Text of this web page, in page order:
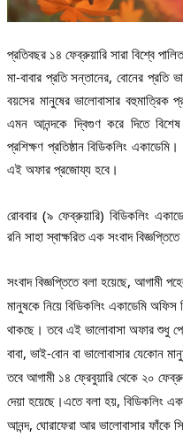
প্রতিবছর ১৪ ফেব্রুয়ারি সারা বিশ্বে
মা-বাবার প্রতি সন্তানের, বোনের প্রতি
বয়সের মানুষের ভালোবাসার বহুমাত্রিক
এমন আনন্দকে দ্বিগুণ করে দিতে
প্রশিক্ষণ প্রতিষ্ঠান বিডিকলিং
এই অফার প্রজোয্য হবে।
রোববার (৯ ফেব্রুয়ারি) বিডিকলিং
রনি সাহা স্বাক্ষরিত এক সংবাদ
সংবাদ বিজ্ঞপ্তিতে বলা হয়েছে, আগামী
মানুষকে নিয়ে বিডিকলিং একাডেমি
থাকছে। তবে এই ভালোবাসা অফার শুধু
বাবা, ভাই-বোন বা ভালোবাসার যেকোন
তবে আগামী ১৪ ফ্রেবুয়ারি থেকে ২০
দেয়া হয়েছে।এতে বলা হয়, বিডিকলিং
আনন্দ, ঘোরাফেরা আর ভালোবাসার ফাঁকে